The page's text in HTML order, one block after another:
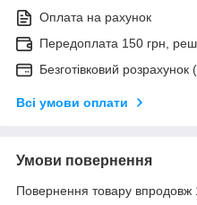
Оплата на рахунок
Передоплата 150 грн,
Безготівковий
Всі умови оплати
Умови повернення
Повернення товару впродовж